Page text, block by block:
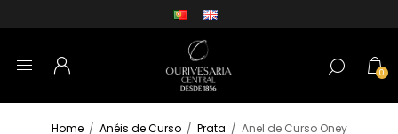
0
Home / Anéis de Curso / Prata / Anel de Curso Oney